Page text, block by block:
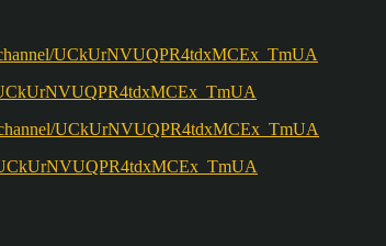
UCkUrNVUQPR4tdxMCEx_TmUA
UCkUrNVUQPR4tdxMCEx_TmUA